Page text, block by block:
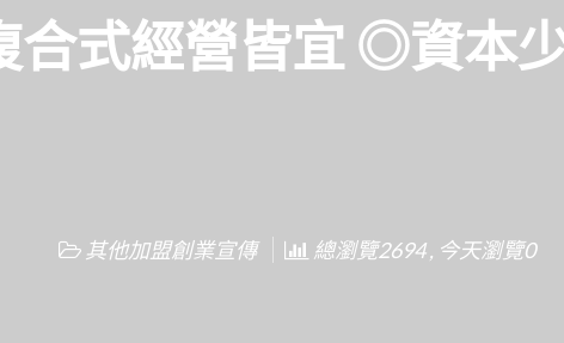
式經營皆宜 ◎資本
其他加盟創業宣傳 總瀏覽2694 , 今天瀏覽0